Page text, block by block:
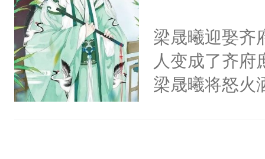
果之后，我可
秋1v1双洁he
恳，受会恢复
笔，不喜左上
再虐男主了！
啊！！！”大
的故事。轻松
梁晟曦迎娶齐
人变成了齐府
梁晟曦将怒火